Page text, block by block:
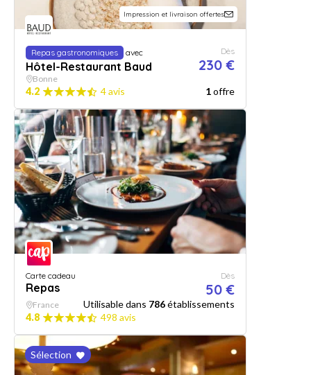
Impression et livraison offertes
Repas gastronomiques avec
Hôtel-Restaurant Baud
Dès
230 €
Bonne
4.2 4 avis 1offre
Carte cadeau
Repas
Dès
50 €
France Utilisable dans 786établissements
4.8
498 avis
Sélection